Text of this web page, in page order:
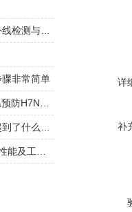
详
补
非常简单